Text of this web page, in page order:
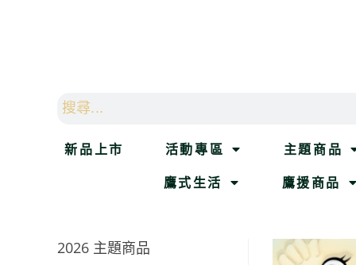
新品上市 活動專區
主題商品
鷹式生活
鷹援商品
2026 主題商品